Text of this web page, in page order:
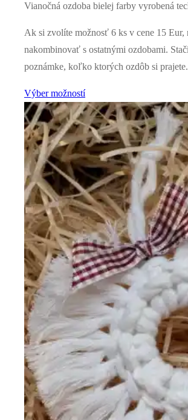
Vianočná ozdoba bielej farby vyrobená
Ak si zvolíte možnosť 6 ks v cene 15 Eur,
nakombinovať s ostatnými ozdobami.
poznámke, koľko ktorých ozdôb si prajete.
Výber možností